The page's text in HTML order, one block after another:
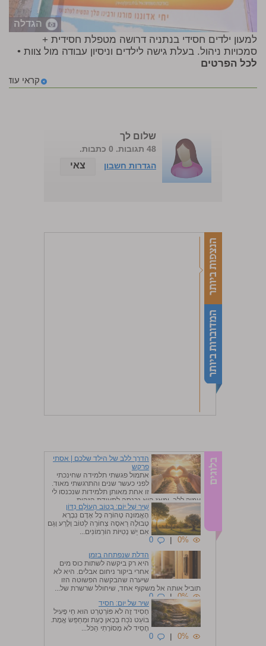
הגדלה
למעון ילדים חסידי בנתניה דרושה מטפלת חסידית +
סמכויות ניהול. בעלת גישה לילדים וניסיון עבודה מול צוות •
לכל הפרטים
קראי עוד
שלום לך
48 תגובות. 0 כתבות.
הגדרות חשבון
צאי
הדרך ללב של הילד שלכם | אסתי
פרקש
אתמול פגשתי תלמידה שחינכתי
לפני כעשר שנים והתרגשתי מאוד.
זו אחת מאותן תלמידות שנכנסו לי
עמוק ללב, ומאז היא נכנסה לתעודת הזהות...
0%
|
0 שִׁיר שֶׁל יוֹם: בְּטוֹב הָעוֹלָם נִדּוֹן
הָאֱמוּנָה טְהוֹרָה כָּל אָדָם נִבְרָא
טְבוּלָה רַאסֶה צְחוֹרָה לַטּוֹב וְלָרַע וְגַם
אִם יֵשׁ נְטִיּוֹת הוֹרְמוֹנִים...
0%
|
0
הדלת שנפתחה בזמן
היא רק ביקשה לשתות כוס מים
אחרי ביקור ניחום אבלים. היא לא
שיערה שהבקשה הפשוטה הזו
תוביל אותה אל משקוף אחד, שיחולל שרשרת של...
0%
|
0
שיר של יום: חסיד
חָסִיד זֶה לֹא פּוֹרְטְרֵט הוּא חַי פָּעִיל
בּוֹעֵט נֹכַח בְּכָאן כָּעֵת וּמְחַפֵּשׂ אֱמֶת.
חָסִיד לֹא מָסוֹרָתִי הַכֹּל...
0%
|
0